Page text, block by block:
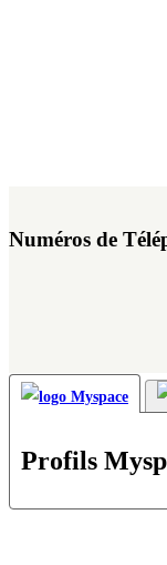
Numéros de
Profils